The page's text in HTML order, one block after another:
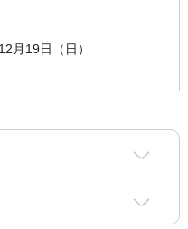
月19日（日）